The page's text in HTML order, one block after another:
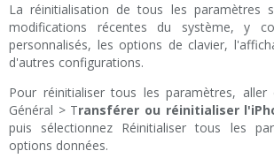
La réinitialisation de tous les paramètres
modifications récentes du système, y
personnalisés, les options de clavier,
d'autres configurations.
Pour réinitialiser tous les paramètres, aller
Général > Transférer ou réinitialiser
puis sélectionnez Réinitialiser tous les
options données.